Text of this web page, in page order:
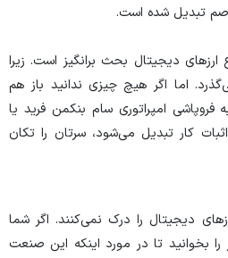
تبدیل شده است.
دیجیتال بحث برانگیز است. زیرا
اما اگر هیچ چیزی ندانید باز هم
امپراتوری سام بنکمن فرید یا
کار تبدیل می‌شود، سرتان را تکان
دیجیتال را درک نمی‌کنند. اگر شما
بخوانید تا در مورد اینکه این صنعت